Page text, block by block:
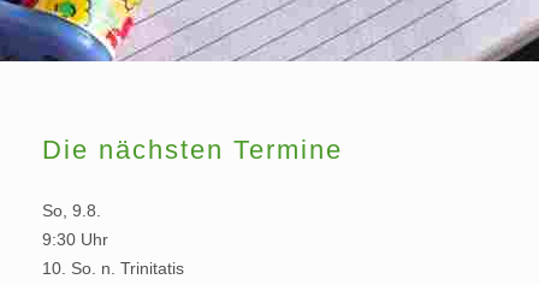
Die nächsten Termine
So, 9.8.
9:30 Uhr
10. So. n. Trinitatis